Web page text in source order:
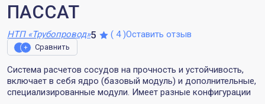
ПАССАТ
НТП «Трубопровод»Рейтинг:
5 Количество отзывов:
( 4 )Оставить отзыв
Сравнить
Система расчетов сосудов на прочность и устойчивость,
включает в себя ядро (базовый модуль) и дополнительные,
специализированные модули. Имеет разные конфигурации